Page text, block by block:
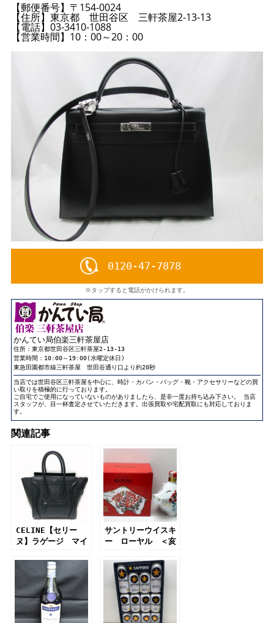
【郵便番号】〒154-0024
【住所】東京都 世田谷区 三軒茶屋2-13-13
【電話】03-3410-1088
【営業時間】10：00～20：00
0120-47-7878
※タップすると電話がかけられます。
かんてい局伯楽三軒茶屋店
住所： 東京都世田谷区三軒茶屋2-13-13
営業時間：10:00～19:00(水曜定休日)
東急田園都市線三軒茶屋 世田谷通り口より約20秒
当店では世田谷区三軒茶屋を中心に、時計・カバン・バッグ・靴・アクセサリーなどの買
い取りを積極的に行っております。
ご自宅でご使用になっていないものがありましたら、是非一度お持ち込み下さい。 当店
スタッフが、目一杯査定させていただきます。出張買取や宅配買取にも対応しておりま
す。
関連記事
CELINE【セリー
ヌ】ラゲージ マイ
167793DRU.38H0
ハンドバッグ ブラ
ック レザー【質
屋】【かんてい局】
【三軒茶屋】
サントリーウイスキ
ー ローヤル ＜亥